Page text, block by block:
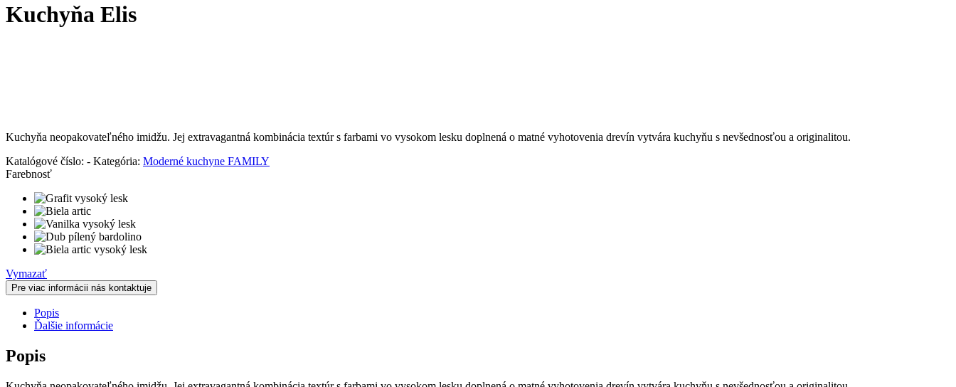
Kuchyňa Elis
Kuchyňa neopakovateľného imidžu. Jej extravagantná kombinácia textúr s farbami vo vysokom lesku doplnená o matné vyhotovenia drevín vytvára kuchyňu s nevšednosťou a originalitou.
Katalógové číslo: - Kategória: Moderné kuchyne FAMILY
Farebnosť
Vymazať
Pre viac informácii nás kontaktuje
Popis
Ďalšie informácie
Popis